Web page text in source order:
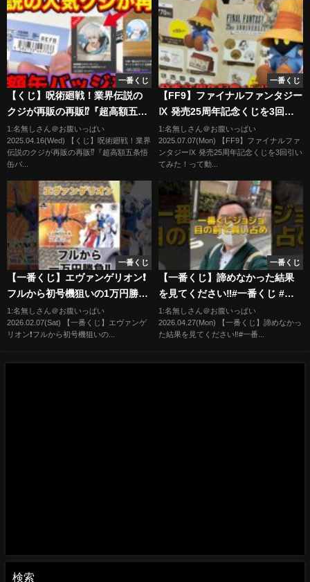
一番くじ
【くじ】呪術廻戦！業界伝説の
クジが再販の再販⁉︎『超高額五条
悟缶バッジ』狙って…（くじ、
セガ、ラッキーくじ）
1:名無しさん＠お腹いっぱい
2025.04.16(Wed) 【くじ】呪術廻戦！業界
伝説のクジが再販の再販⁉︎『超高額五条悟
缶バ...
一番くじ
【FF9】ファイナルファンタジー
Ⅸ 発売25周年記念くじを3回引
いてみた！
1:名無しさん＠お腹いっぱい
2025.07.07(Mon) 【FF9】ファイナルファ
ンタジーⅨ 発売25周年記念くじを3回引い
てみた！って動...
一番くじ
【一番くじ】エヴァンゲリオン❗️
フルから初号機狙いの1万円勝負
❗️#一番くじ #エヴァンゲリオン
#evangelion #shorts #パチンコ
1:名無しさん＠お腹いっぱい
2026.02.07(Sat) 【一番くじ】エヴァンゲ
リオン❗️フルから初号機狙いの...
一番くじ
【一番くじ】諦めなかった結果
を見てください‼️#一番くじ #ジ
ョジョの奇妙な冒険 #オタ活 #推
し活 #推しのいる生活
1:名無しさん＠お腹いっぱい
2026.04.27(Mon) 【一番くじ】諦めなかっ
た結果を見てください‼️#一番...
検索